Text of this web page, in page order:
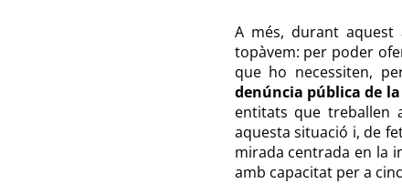
A més, durant
topàvem: per poder
que ho necessiten,
denúncia pública de
entitats que treballen
aquesta situació i, de
mirada centrada en la
amb capacitat per a